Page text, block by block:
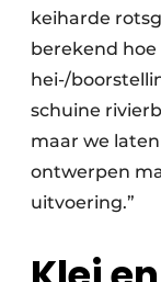
keiharde
berekend
hei-/
schuine
maar we
ontwerpen
uitvoering.”